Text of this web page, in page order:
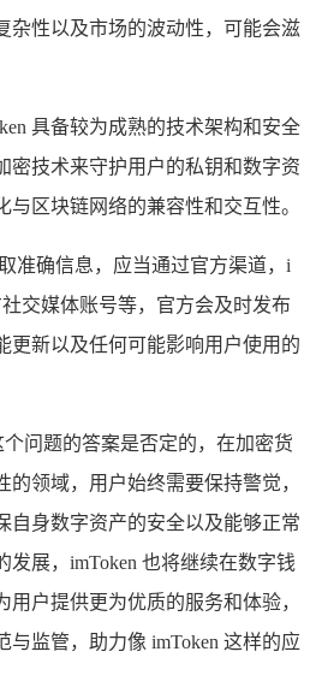
杂性以及市场的波动性，可能会滋
具备较为成熟的技术架构和安全
密技术来守护用户的私钥和数字资
区块链网络的兼容性和交互性。
准确信息，应当通过官方渠道，i
交媒体账号等，官方会及时发布
更新以及任何可能影响用户使用的
个问题的答案是否定的，在加密货
领域，用户始终需要保持警觉，
自身数字资产的安全以及能够正常
展，imToken 也将继续在数字钱
户提供更为优质的服务和体验，
监管，助力像 imToken 这样的应